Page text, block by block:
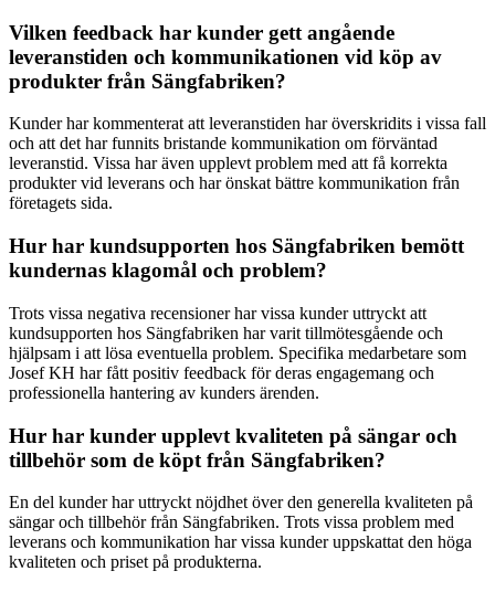
Vilken feedback har kunder gett angående
leveranstiden och kommunikationen vid köp av
produkter från Sängfabriken?
Kunder har kommenterat att leveranstiden har överskridits i vissa fall
och att det har funnits bristande kommunikation om förväntad
leveranstid. Vissa har även upplevt problem med att få korrekta
produkter vid leverans och har önskat bättre kommunikation från
företagets sida.
Hur har kundsupporten hos Sängfabriken bemött
kundernas klagomål och problem?
Trots vissa negativa recensioner har vissa kunder uttryckt att
kundsupporten hos Sängfabriken har varit tillmötesgående och
hjälpsam i att lösa eventuella problem. Specifika medarbetare som
Josef KH har fått positiv feedback för deras engagemang och
professionella hantering av kunders ärenden.
Hur har kunder upplevt kvaliteten på sängar och
tillbehör som de köpt från Sängfabriken?
En del kunder har uttryckt nöjdhet över den generella kvaliteten på
sängar och tillbehör från Sängfabriken. Trots vissa problem med
leverans och kommunikation har vissa kunder uppskattat den höga
kvaliteten och priset på produkterna.